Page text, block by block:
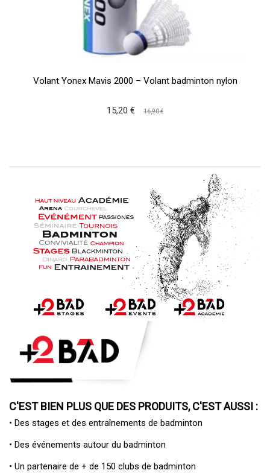
Volant Yonex Mavis 2000 – Volant badminton nylon
15,20 € 16,90 €
C'EST BIEN PLUS QUE DES PRODUITS, C'EST AUSSI :
• Des stages et des entraînements de badminton
• Des événements autour du badminton
• Un partenaire de + de 150 clubs de badminton